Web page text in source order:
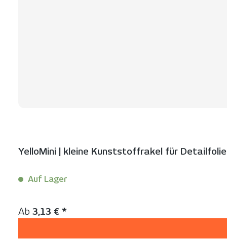
YelloMini | kleine Kunststoffrakel für
Auf Lager
Regulärer Preis:
Ab 3,13 € *